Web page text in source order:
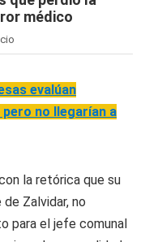
médico
evalúan
no llegarían a
la retórica que su
Zalvidar, no
para el jefe comunal